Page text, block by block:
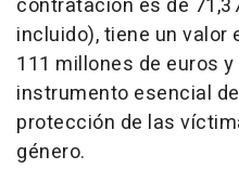
contratación es de
incluido), tiene un
111 millones de euros
instrumento esencial
protección de las
género.